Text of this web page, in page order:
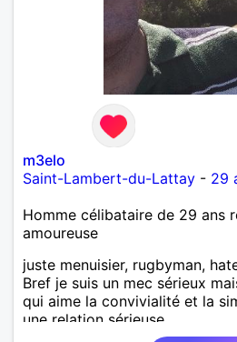
m3elo
Saint-Lambert-du-Lattay - 29
Homme célibataire de 29 ans
amoureuse
juste menuisier, rugbyman,
Bref je suis un mec sérieux
qui aime la convivialité et la
une relation sérieuse.